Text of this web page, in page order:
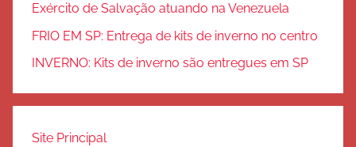
Exército de Salvação atuando na Venezuela
FRIO EM SP: Entrega de kits de inverno no centro
INVERNO: Kits de inverno são entregues em SP
Site Principal